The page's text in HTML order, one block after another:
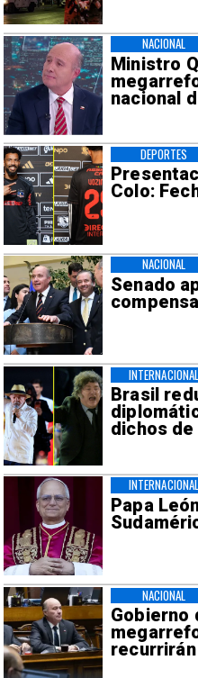
Ministro
nacional
NACIONAL
Colo:
DEPORTES
Senado
NACIONAL
Brasil
dichos
INTERNACIONAL
Papa
INTERNACIONAL
Gobierno
recurrirán
NACIONAL